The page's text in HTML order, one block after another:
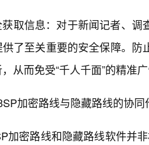
获取信息：对于新闻记者、
了至关重要的安全保障。
从而免受“千人千面”的精准
加密路线与隐藏路线的协
加密路线和隐藏路线软件并